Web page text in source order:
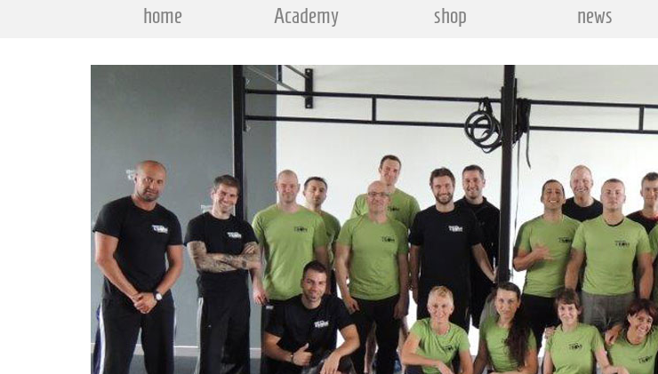
home Academy shop news